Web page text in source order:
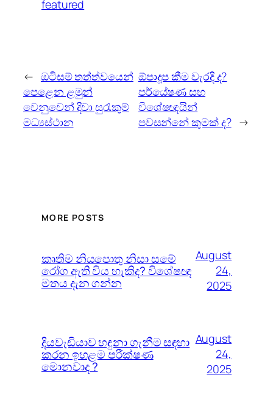
featured
← ඔටිසම් තත්ත්වයෙන්
පෙළෙන ළමුන්
වෙනුවෙන් දිවා සුරැකුම්
මධ්‍යස්ථාන
ඕපාදූප කීම වැරදි ද?
පර්යේෂණ සහ
විශේෂඥයින්
පවසන්නේ කුමක් ද? →
MORE POSTS
කෘතිම නියපොතු නිසා සමේ
රෝග ඇති විය හැකිද? විශේෂඥ
මතය දැන ගන්න
August
24,
2025
දියවැඩියාව හඳුනා ගැනීම සඳහා
කරන ඉහළම පරීක්ෂණ
මොනවාද ?
August
24,
2025